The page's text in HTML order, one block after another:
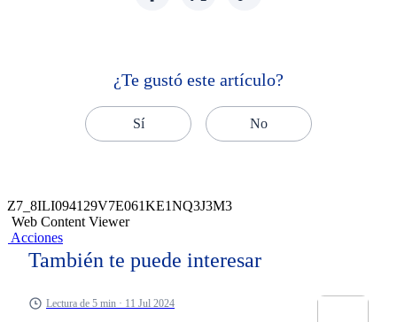
¿Te gustó este artículo?
Sí No
Z7_8ILI094129V7E061KE1NQ3J3M3
Web Content Viewer
Acciones
También te puede interesar
Lectura de 5 min · 11 Jul 2024